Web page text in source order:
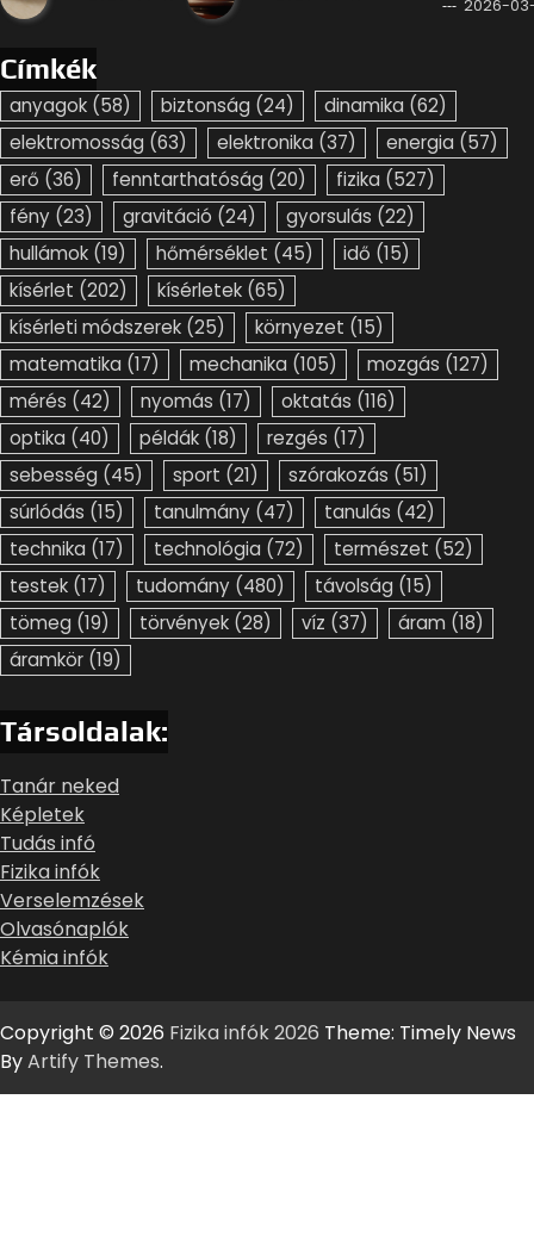
2026-
Címkék
anyagok (58) biztonság (24) dinamika (62)
elektromosság (63) elektronika (37) energia (57)
erő (36) fenntarthatóság (20) fizika (527)
fény (23) gravitáció (24) gyorsulás (22)
hullámok (19) hőmérséklet (45) idő (15)
kísérlet (202) kísérletek (65)
kísérleti módszerek (25) környezet (15)
matematika (17) mechanika (105) mozgás (127)
mérés (42) nyomás (17) oktatás (116)
optika (40) példák (18) rezgés (17)
sebesség (45) sport (21) szórakozás (51)
súrlódás (15) tanulmány (47) tanulás (42)
technika (17) technológia (72) természet (52)
testek (17) tudomány (480) távolság (15)
tömeg (19) törvények (28) víz (37) áram (18)
áramkör (19)
Társoldalak:
Tanár neked
Képletek
Tudás infó
Fizika infók
Verselemzések
Olvasónaplók
Kémia infók
Copyright © 2026 Fizika infók 2026 Theme: Timely News
ByArtify Themes.